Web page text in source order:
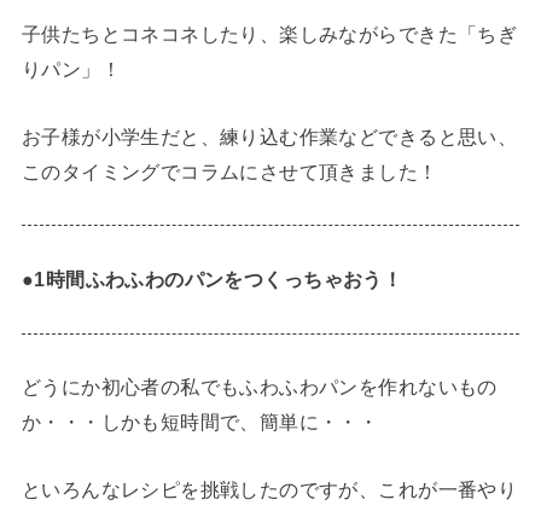
子供たちとコネコネしたり、楽しみながらできた「ちぎ
りパン」！
お子様が小学生だと、練り込む作業などできると思い、
このタイミングでコラムにさせて頂きました！
●1時間ふわふわのパンをつくっちゃおう！
どうにか初心者の私でもふわふわパンを作れないもの
か・・・しかも短時間で、簡単に・・・
といろんなレシピを挑戦したのですが、これが一番やり